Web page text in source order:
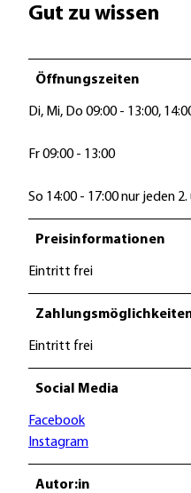
Gut zu wissen
Öffnungszeiten
Di, Mi, Do 09:00 - 13:00,
Fr 09:00 - 13:00
So 14:00 - 17:00 nur jeden
Preisinformationen
Eintritt frei
Eintritt frei
Social Media
Facebook
Instagram
Autor:in